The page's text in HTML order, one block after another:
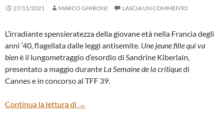
27/11/2021 MARCO GHIRONI LASCIA UN COMMENTO
L’irradiante spensieratezza della giovane età nella Francia degli
anni ’40, flagellata dalle leggi antisemite. Une jeune fille qui va
bienè il lungometraggio d’esordio di Sandrine Kiberlain,
presentato a maggio durante La Semaine de la critiquedi
Cannes e in concorso al TFF 39.
Continua la lettura di “UNE JEUNE FILLE QUI VA BIEN” DI
→